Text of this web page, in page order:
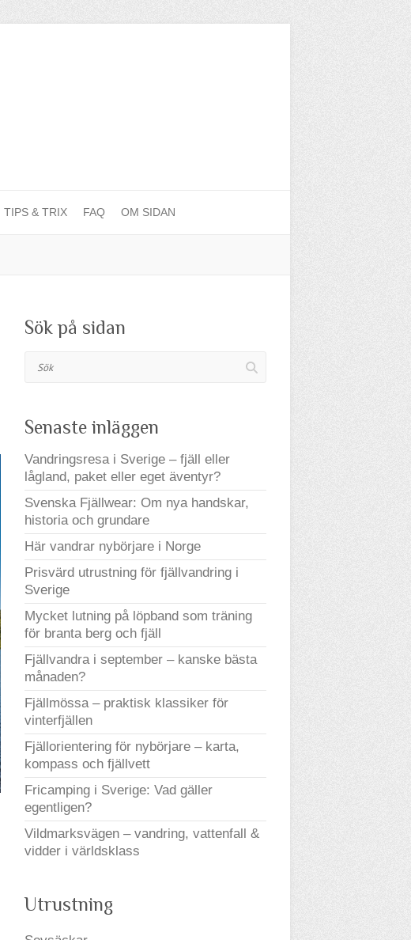
TIPS & TRIX FAQ OM SIDAN
Sök på sidan
Sök
Senaste inläggen
Vandringsresa i Sverige – fjäll eller
lågland, paket eller eget äventyr?
Svenska Fjällwear: Om nya handskar,
historia och grundare
Här vandrar nybörjare i Norge
Prisvärd utrustning för fjällvandring i
Sverige
Mycket lutning på löpband som träning
för branta berg och fjäll
Fjällvandra i september – kanske bästa
månaden?
Fjällmössa – praktisk klassiker för
vinterfjällen
Fjällorientering för nybörjare – karta,
kompass och fjällvett
Fricamping i Sverige: Vad gäller
egentligen?
Vildmarksvägen – vandring, vattenfall &
vidder i världsklass
Utrustning